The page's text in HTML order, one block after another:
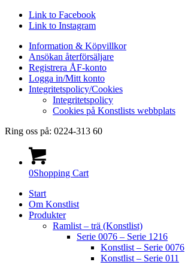
Link to Facebook
Link to Instagram
Information & Köpvillkor
Ansökan återförsäljare
Registrera ÅF-konto
Logga in/Mitt konto
Integritetspolicy/Cookies
Integritetspolicy
Cookies på Konstlists webbplats
Ring oss på: 0224-313 60
0Shopping Cart
Start
Om Konstlist
Produkter
Ramlist – trä (Konstlist)
Serie 0076 – Serie 1216
Konstlist – Serie 0076
Konstlist – Serie 011